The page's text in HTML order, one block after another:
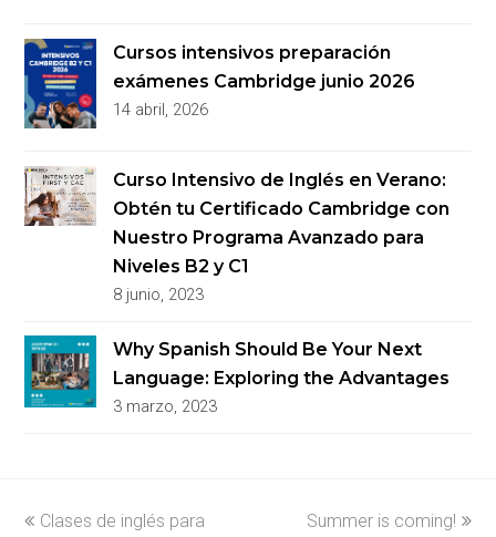
Cursos intensivos preparación
exámenes Cambridge junio 2026
14 abril, 2026
Curso Intensivo de Inglés en Verano:
Obtén tu Certificado Cambridge con
Nuestro Programa Avanzado para
Niveles B2 y C1
8 junio, 2023
Why Spanish Should Be Your Next
Language: Exploring the Advantages
3 marzo, 2023
previous
Clases de inglés para
next
Summer is coming!